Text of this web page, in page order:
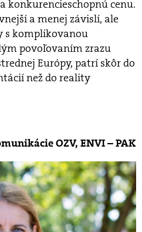
konkurencieschopnú cenu.
a menej závislí, ale
s komplikovanou
povoľovaním zrazu
Európy, patrí skôr do
než do reality
OZV, ENVI – PAK